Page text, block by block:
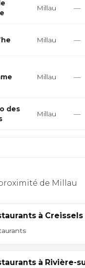
Millau —
Millau —
Millau —
des
Millau —
de Millau
à Creissels
à Rivière-